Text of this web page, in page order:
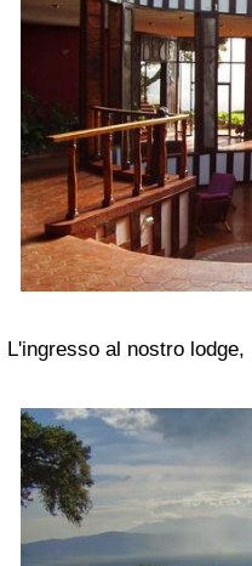
L'ingresso al nostro